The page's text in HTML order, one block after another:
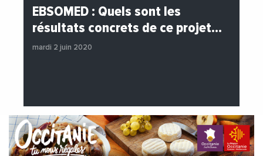
#BuzzNews
#Decideurs
#EchangesMediterraneens
#Entreprises
#Institutions
#PhotosEtVideos
EBSOMED : Quels sont les
résultats concrets de ce projet…
mardi 2 juin 2020